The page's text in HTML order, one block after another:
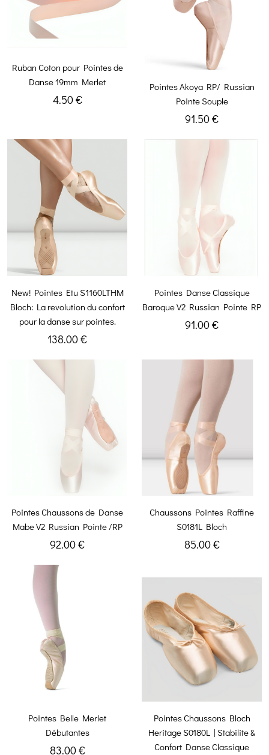
Ruban Coton pour Pointes de
Danse 19mm Merlet
4.50 €
Pointes Akoya RP/ Russian
Pointe Souple
91.50 €
New! Pointes Etu S1160LTHM
Bloch: La revolution du confort
pour la danse sur pointes.
138.00 €
Pointes Danse Classique
Baroque V2 Russian Pointe RP
91.00 €
Pointes Chaussons de Danse
Mabe V2 Russian Pointe /RP
92.00 €
Chaussons Pointes Raffine
S0181L Bloch
85.00 €
Pointes Belle Merlet
Débutantes
83.00 €
Pointes Chaussons Bloch
Heritage S0180L | Stabilite &
Confort Danse Classique